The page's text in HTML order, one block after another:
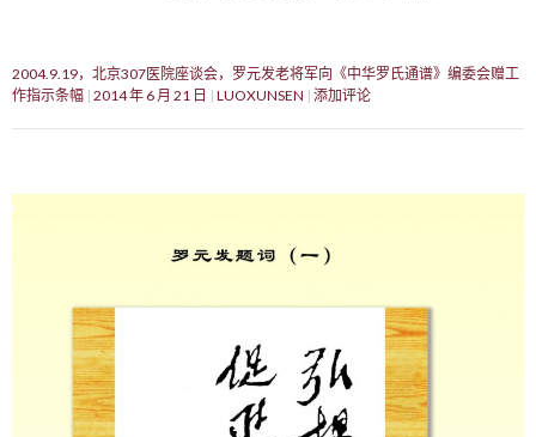
2004.9.19，北京307医院座谈会，罗元发老将军向《中华罗氏通谱》编委会赠工
作指示条幅 2014 年 6 月 21 日 LUOXUNSEN 添加评论